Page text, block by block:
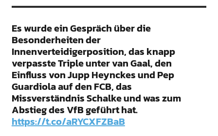
Es wurde ein Gespräch über die
Besonderheiten der
Innenverteidigerposition, das knapp
verpasste Triple unter van Gaal, den
Einfluss von Jupp Heynckes und Pep
Guardiola auf den FCB, das
Missverständnis Schalke und was zum
Abstieg des VfB geführt hat.
https://t.co/aRYCXFZBaB